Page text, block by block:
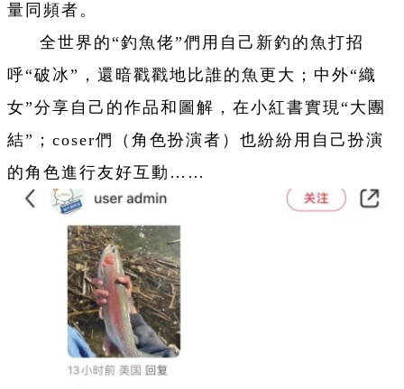
量同頻者。
全世界的“釣魚佬”們用自己新釣的魚打招
呼“破冰”，還暗戳戳地比誰的魚更大；中外“織
女”分享自己的作品和圖解，在小紅書實現“大團
結”；coser們（角色扮演者）也紛紛用自己扮演
的角色進行友好互動……